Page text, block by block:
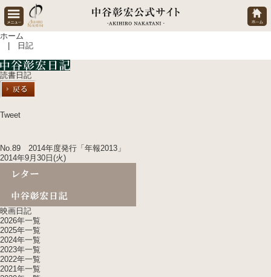
ホーム
| 日記
読書日記
Tweet
No.89 2014年度発行「年報2013」
2014年9月30日(火)
映画日記
2026年一覧
2025年一覧
2024年一覧
2023年一覧
2022年一覧
2021年一覧